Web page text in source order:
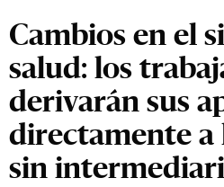
Cambios en el
salud: los
derivarán sus
directamente a
sin